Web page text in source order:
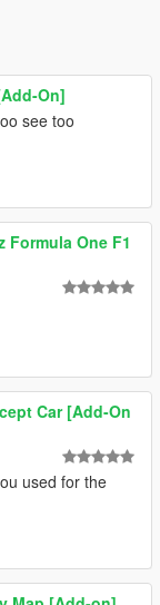
On]
see too
Formula One F1
Car [Add-On
used for the